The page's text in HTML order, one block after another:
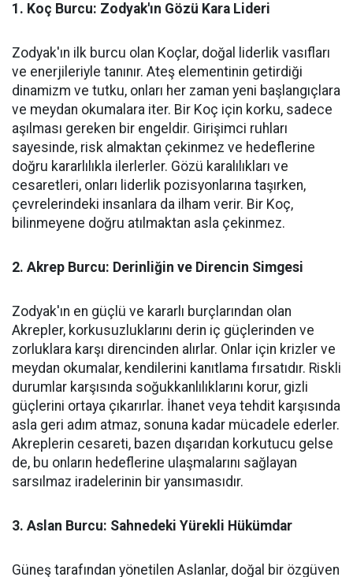
1. Koç Burcu: Zodyak'ın Gözü Kara Lideri
Zodyak'ın ilk burcu olan Koçlar, doğal liderlik vasıfları
ve enerjileriyle tanınır. Ateş elementinin getirdiği
dinamizm ve tutku, onları her zaman yeni başlangıçlara
ve meydan okumalara iter. Bir Koç için korku, sadece
aşılması gereken bir engeldir. Girişimci ruhları
sayesinde, risk almaktan çekinmez ve hedeflerine
doğru kararlılıkla ilerlerler. Gözü karalılıkları ve
cesaretleri, onları liderlik pozisyonlarına taşırken,
çevrelerindeki insanlara da ilham verir. Bir Koç,
bilinmeyene doğru atılmaktan asla çekinmez.
2. Akrep Burcu: Derinliğin ve Direncin Simgesi
Zodyak'ın en güçlü ve kararlı burçlarından olan
Akrepler, korkusuzluklarını derin iç güçlerinden ve
zorluklara karşı direncinden alırlar. Onlar için krizler ve
meydan okumalar, kendilerini kanıtlama fırsatıdır. Riskli
durumlar karşısında soğukkanlılıklarını korur, gizli
güçlerini ortaya çıkarırlar. İhanet veya tehdit karşısında
asla geri adım atmaz, sonuna kadar mücadele ederler.
Akreplerin cesareti, bazen dışarıdan korkutucu gelse
de, bu onların hedeflerine ulaşmalarını sağlayan
sarsılmaz iradelerinin bir yansımasıdır.
3. Aslan Burcu: Sahnedeki Yürekli Hükümdar
Güneş tarafından yönetilen Aslanlar, doğal bir özgüven